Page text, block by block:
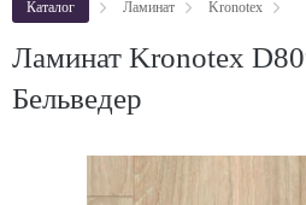
Каталог Ламинат Kronotex
Ламинат Kronotex
Бельведер